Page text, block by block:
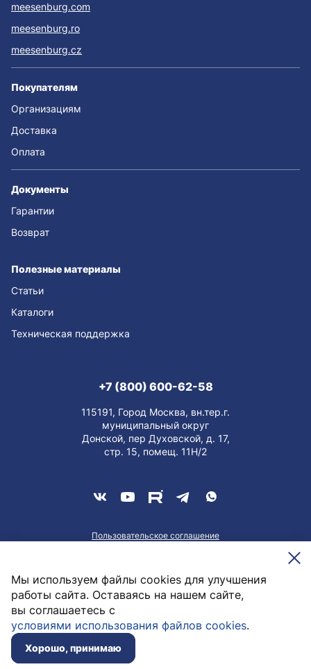
4 465,09 Заказать
Нет в наличии
Мы используем файлы cookies для улучшения
работы сайта. Оставаясь на нашем сайте,
вы соглашаетесь с
условиями использования файлов cookies.
Хорошо, принимаю
meesenburg.com
meesenburg.ro
meesenburg.cz
Покупателям
Организациям
Доставка
Оплата
Документы
Гарантии
Возврат
Полезные материалы
Статьи
Каталоги
Техническая поддержка
+7 (800) 600-62-58
115191, Город Москва, вн.тер.г.
муниципальный округ
Донской, пер Духовской, д. 17,
стр. 15, помещ. 11Н/2
Пользовательское соглашение
Meesenburg @2026